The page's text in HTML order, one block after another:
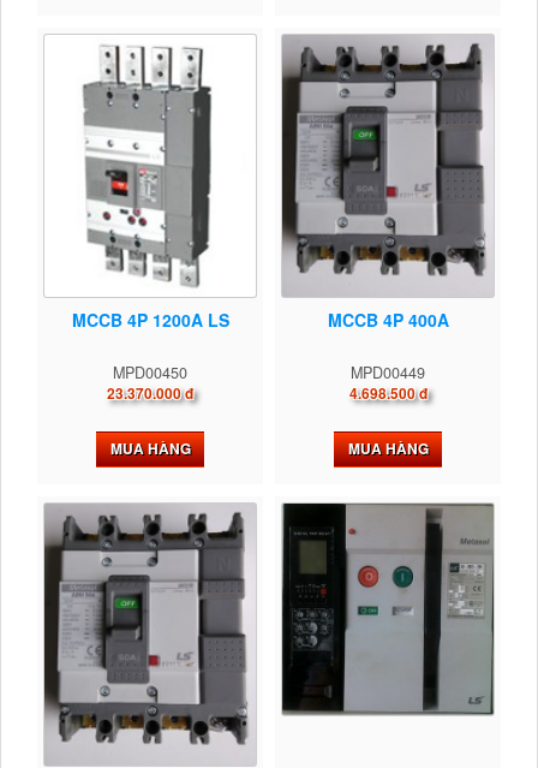
MCCB 4P 1200A LS
MPD00450
23.370.000 đ
MUA HÀNG
MCCB 4P 400A
MPD00449
4.698.500 đ
MUA HÀNG